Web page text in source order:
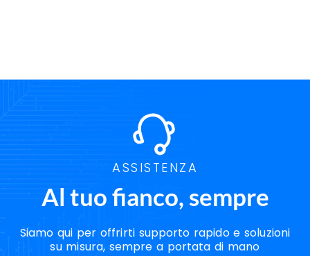
ASSISTENZA
Al tuo fianco, sempre
Siamo qui per offrirti supporto rapido e soluzioni
su misura, sempre a portata di mano